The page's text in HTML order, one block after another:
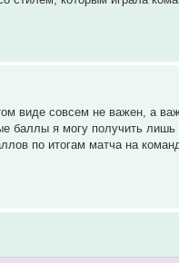
виде совсем не важен, а
баллы я могу получить лишь
по итогам матча на